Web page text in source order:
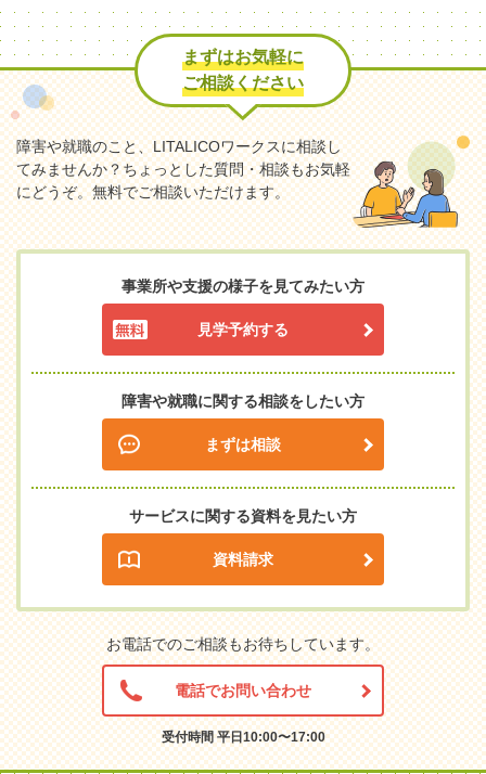
まずはお気軽に
ご相談ください
障害や就職のこと、LITALICOワークスに相談し
てみませんか？ちょっとした質問・相談もお気軽
にどうぞ。無料でご相談いただけます。
事業所や支援の様子を見てみたい方
見学予約する
障害や就職に関する相談をしたい方
まずは相談
サービスに関する資料を見たい方
資料請求
お電話でのご相談もお待ちしています。
電話でお問い合わせ
受付時間 平日10:00〜17:00